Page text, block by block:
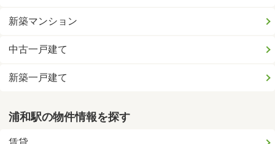
新築マンション
中古一戸建て
新築一戸建て
浦和駅の物件情報を探す